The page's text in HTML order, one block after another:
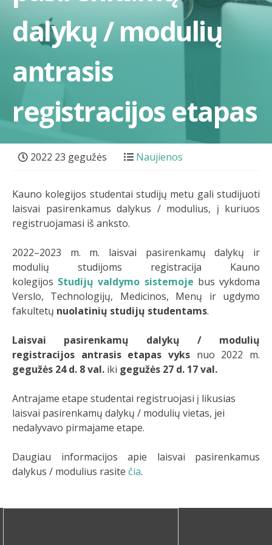
dalykų / modulių
antrasis
registracijos etapas
2022 23 gegužės Naujienos
Kauno kolegijos studentai studijų metu gali studijuoti
laisvai pasirenkamus dalykus / modulius, į kuriuos
registruojamasi iš anksto.
2022–2023 m. m. laisvai pasirenkamų dalykų ir
modulių studijoms registracija Kauno
kolegijos Studijų valdymo sistemoje bus vykdoma
Verslo, Technologijų, Medicinos, Menų ir ugdymo
fakultetų nuolatinių studijų studentams.
Laisvai pasirenkamų dalykų / modulių
registracijos antrasis etapas vyks nuo 2022 m.
gegužės 24 d. 8 val. iki gegužės 27 d. 17 val.
Antrajame etape studentai registruojasi į likusias
laisvai pasirenkamų dalykų / modulių vietas, jei
nedalyvavo pirmajame etape.
Daugiau informacijos apie laisvai pasirenkamus
dalykus / modulius rasite čia.